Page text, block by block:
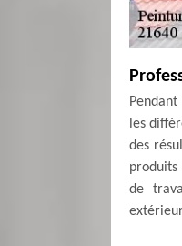
les
des
de